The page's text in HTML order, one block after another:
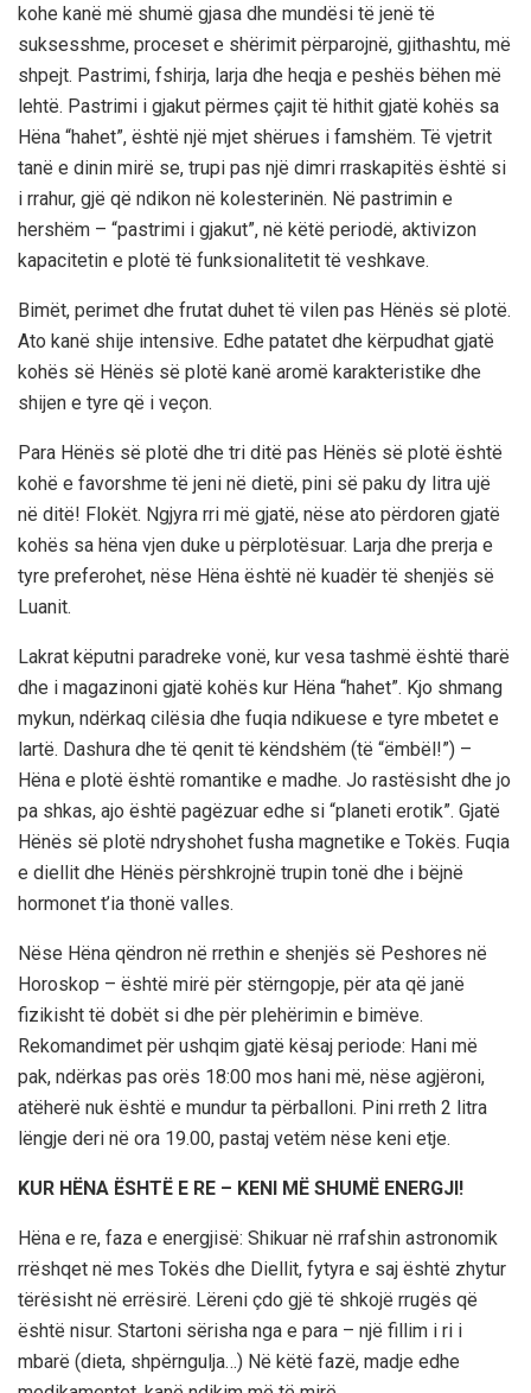
kohe kanë më shumë gjasa dhe mundësi të jenë të
suksesshme, proceset e shërimit përparojnë, gjithashtu, më
shpejt. Pastrimi, fshirja, larja dhe heqja e peshës bëhen më
lehtë. Pastrimi i gjakut përmes çajit të hithit gjatë kohës sa
Hëna “hahet”, është një mjet shërues i famshëm. Të vjetrit
tanë e dinin mirë se, trupi pas një dimri rraskapitës është si
i rrahur, gjë që ndikon në kolesterinën. Në pastrimin e
hershëm – “pastrimi i gjakut”, në këtë periodë, aktivizon
kapacitetin e plotë të funksionalitetit të veshkave.
Bimët, perimet dhe frutat duhet të vilen pas Hënës së plotë.
Ato kanë shije intensive. Edhe patatet dhe kërpudhat gjatë
kohës së Hënës së plotë kanë aromë karakteristike dhe
shijen e tyre që i veçon.
Para Hënës së plotë dhe tri ditë pas Hënës së plotë është
kohë e favorshme të jeni në dietë, pini së paku dy litra ujë
në ditë! Flokët. Ngjyra rri më gjatë, nëse ato përdoren gjatë
kohës sa hëna vjen duke u përplotësuar. Larja dhe prerja e
tyre preferohet, nëse Hëna është në kuadër të shenjës së
Luanit.
Lakrat këputni paradreke vonë, kur vesa tashmë është tharë
dhe i magazinoni gjatë kohës kur Hëna “hahet”. Kjo shmang
mykun, ndërkaq cilësia dhe fuqia ndikuese e tyre mbetet e
lartë. Dashura dhe të qenit të këndshëm (të “ëmbël!”) –
Hëna e plotë është romantike e madhe. Jo rastësisht dhe jo
pa shkas, ajo është pagëzuar edhe si “planeti erotik”. Gjatë
Hënës së plotë ndryshohet fusha magnetike e Tokës. Fuqia
e diellit dhe Hënës përshkrojnë trupin tonë dhe i bëjnë
hormonet t’ia thonë valles.
Nëse Hëna qëndron në rrethin e shenjës së Peshores në
Horoskop – është mirë për stërngopje, për ata që janë
fizikisht të dobët si dhe për plehërimin e bimëve.
Rekomandimet për ushqim gjatë kësaj periode: Hani më
pak, ndërkas pas orës 18:00 mos hani më, nëse agjëroni,
atëherë nuk është e mundur ta përballoni. Pini rreth 2 litra
lëngje deri në ora 19.00, pastaj vetëm nëse keni etje.
KUR HËNA ËSHTË E RE – KENI MË SHUMË ENERGJI!
Hëna e re, faza e energjisë: Shikuar në rrafshin astronomik
rrëshqet në mes Tokës dhe Diellit, fytyra e saj është zhytur
tërësisht në errësirë. Lëreni çdo gjë të shkojë rrugës që
është nisur. Startoni sërisha nga e para – një fillim i ri i
mbarë (dieta, shpërngulja…) Në këtë fazë, madje edhe